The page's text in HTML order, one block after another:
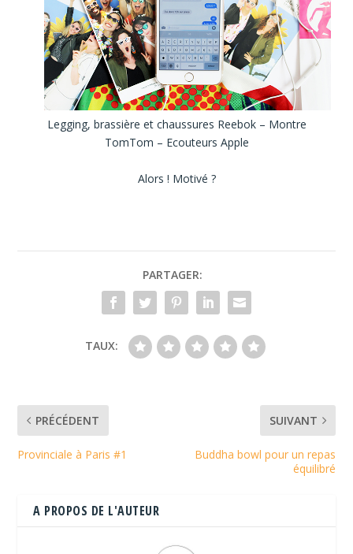
Legging, brassière et chaussures Reebok – Montre
TomTom – Ecouteurs Apple
Alors ! Motivé ?
PARTAGER:
TAUX:
PRÉCÉDENT
Provinciale à Paris #1
SUIVANT
Buddha bowl pour un repas
équilibré
A PROPOS DE L'AUTEUR